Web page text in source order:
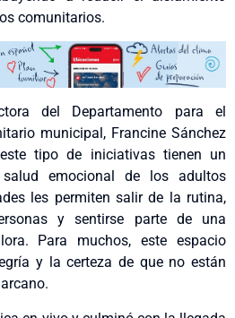
comunitarios.
del Departamento para el
municipal, Francine Sánchez
tipo de iniciativas tienen un
emocional de los adultos
les permiten salir de la rutina,
y sentirse parte de una
Para muchos, este espacio
y la certeza de que no están